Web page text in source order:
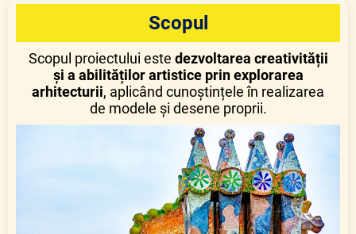
Scopul
Scopul proiectului este dezvoltarea creativității
și a abilităților artistice prin explorarea
arhitecturii, aplicând cunoștințele în realizarea
de modele și desene proprii.